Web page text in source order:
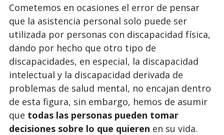
Cometemos en ocasiones el error de pensar
que la asistencia personal solo puede ser
utilizada por personas con discapacidad física,
dando por hecho que otro tipo de
discapacidades, en especial, la discapacidad
intelectual y la discapacidad derivada de
problemas de salud mental, no encajan dentro
de esta figura, sin embargo, hemos de asumir
que todas las personas pueden tomar
decisiones sobre lo que quieren en su vida.